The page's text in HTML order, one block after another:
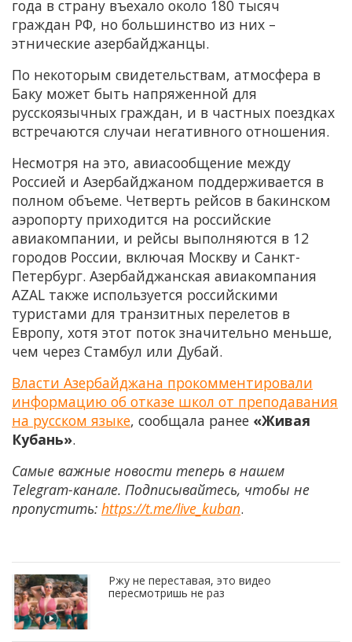
года в страну въехало около 180 тысяч
граждан РФ, но большинство из них –
этнические азербайджанцы.
По некоторым свидетельствам, атмосфера в
Баку может быть напряженной для
русскоязычных граждан, и в частных поездках
встречаются случаи негативного отношения.
Несмотря на это, авиасообщение между
Россией и Азербайджаном поддерживается в
полном объеме. Четверть рейсов в бакинском
аэропорту приходится на российские
авиакомпании, и рейсы выполняются в 12
городов России, включая Москву и Санкт-
Петербург. Азербайджанская авиакомпания
AZAL также используется российскими
туристами для транзитных перелетов в
Европу, хотя этот поток значительно меньше,
чем через Стамбул или Дубай.
Власти Азербайджана прокомментировали
информацию об отказе школ от преподавания
на русском языке, сообщала ранее «Живая
Кубань».
Самые важные новости теперь в нашем
Telegram-канале. Подписывайтесь, чтобы не
пропустить: https://t.me/live_kuban.
Ржу не переставая, это видео
пересмотришь не раз